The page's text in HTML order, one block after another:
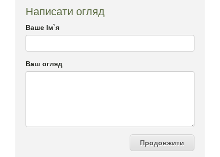
Написати огляд
Ваше Ім`я
Ваш огляд
Продовжити